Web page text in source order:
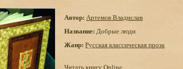
Автор: Артемов Владислав
Название: Добрые люди
Жанр: Русская классическая проза
Читать книгу Online